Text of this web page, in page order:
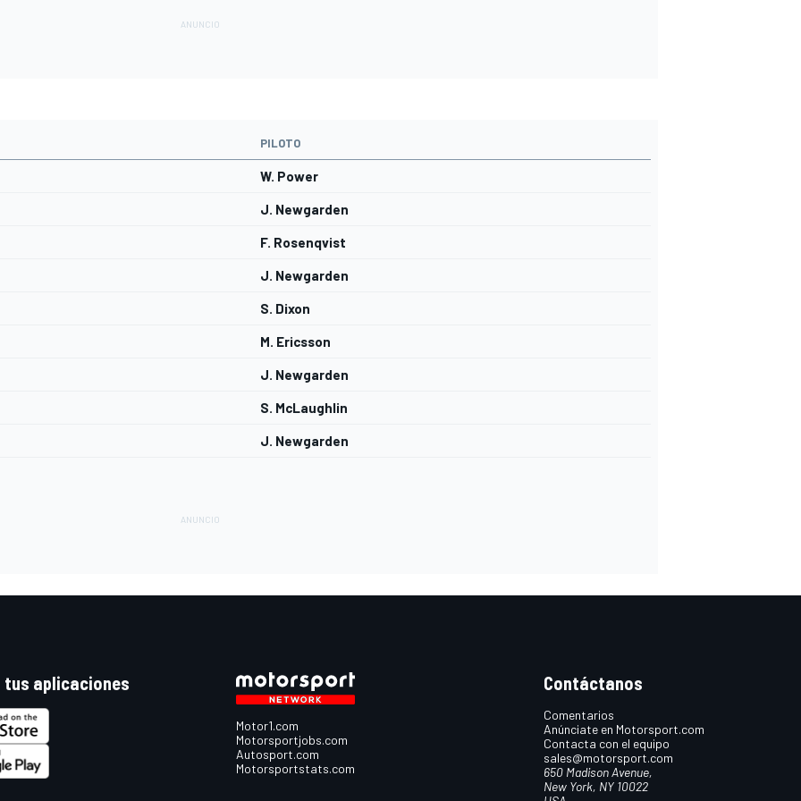
PILOTO
W. Power
J. Newgarden
F. Rosenqvist
J. Newgarden
S. Dixon
M. Ericsson
J. Newgarden
S. McLaughlin
J. Newgarden
tus aplicaciones
Motor1.com
Motorsportjobs.com
Autosport.com
Motorsportstats.com
Contáctanos
Comentarios
Anúnciate en Motorsport.com
Contacta con el equipo
sales@motorsport.com
650 Madison Avenue,
New York, NY 10022